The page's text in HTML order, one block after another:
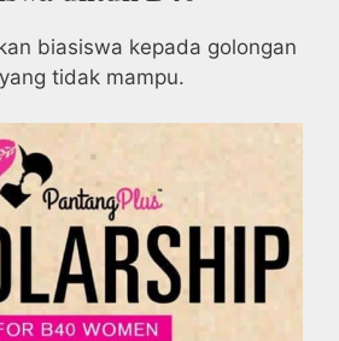
biasiswa kepada golongan
tidak mampu.